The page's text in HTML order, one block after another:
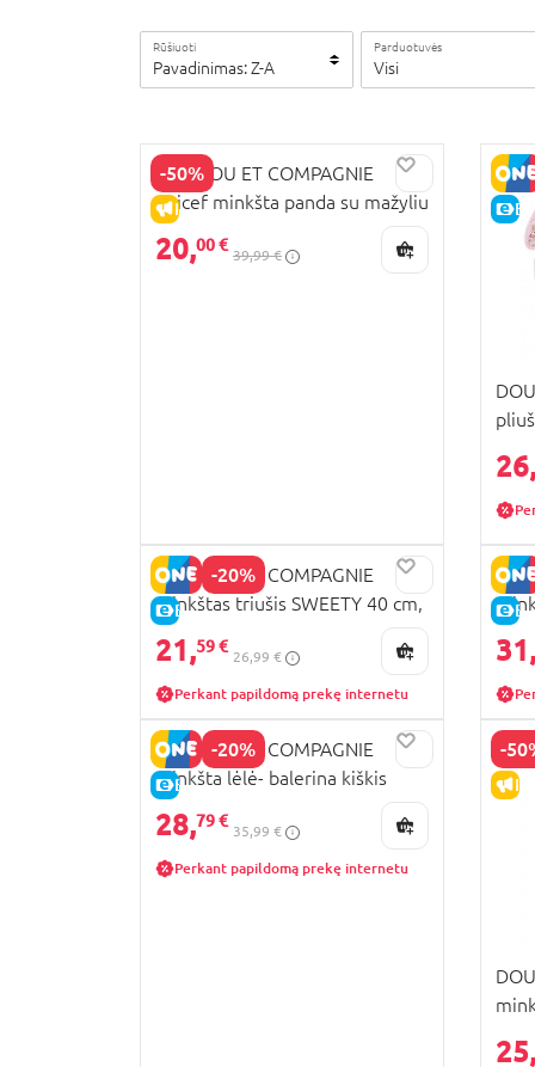
Rūšiuoti
Pavadinimas: Z-A
Parduotuvės
Visi
-50%
IŠPARDAVIMAS
DOUDOU ET COMPAGNIE
unicef minkšta panda su mažyliu
25cm, DC3987
20,00 €
39,99 €
26,
-20%
E-KAINA
DOUDOU ET COMPAGNIE
minkštas triušis SWEETY 40 cm,
HO2145
21,59 €
26,99 €
Perkant papildomą prekę internetu
E-
31,
-20%
E-KAINA
DOUDOU ET COMPAGNIE
minkšta lėlė- balerina kiškis
30cm, DC3972
28,79 €
35,99 €
Perkant papildomą prekę internetu
-
25,